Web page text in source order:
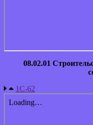
08.02.01
1С-62